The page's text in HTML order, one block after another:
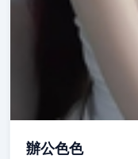
辦公色色